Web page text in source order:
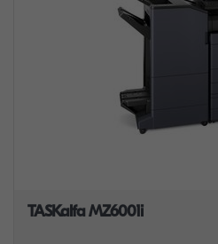
TASKalfa MZ6001i